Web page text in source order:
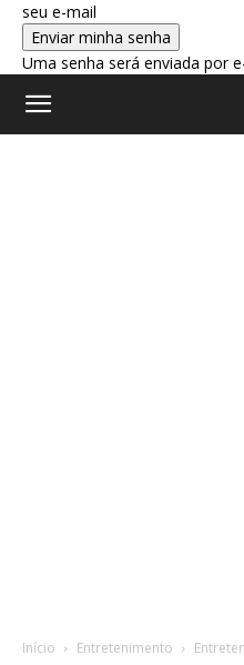
seu e-mail
Uma senha será enviada por
Início Entretenimento